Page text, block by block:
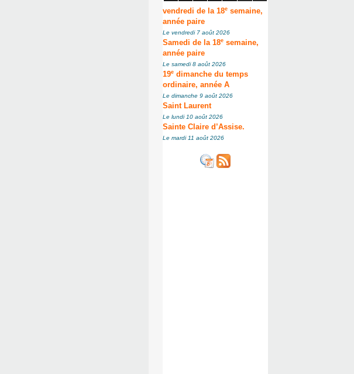
vendredi de la 18e semaine,
année paire
Le vendredi 7 août 2026
Samedi de la 18e semaine,
année paire
Le samedi 8 août 2026
19e dimanche du temps
ordinaire, année A
Le dimanche 9 août 2026
Saint Laurent
Le lundi 10 août 2026
Sainte Claire d’Assise.
Le mardi 11 août 2026